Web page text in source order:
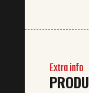
Extra info